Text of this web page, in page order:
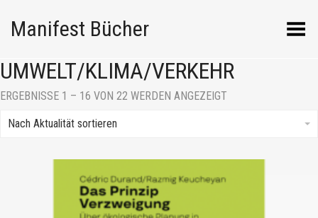
Manifest Bücher Menü umschalten
UMWELT/KLIMA/VERKEHR
ERGEBNISSE 1 – 16 VON 22 WERDEN ANGEZEIGT
Nach Aktualität sortieren